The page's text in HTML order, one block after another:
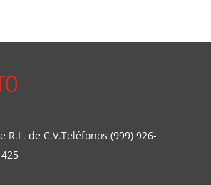
R.L. de C.V.Teléfonos (999) 926-